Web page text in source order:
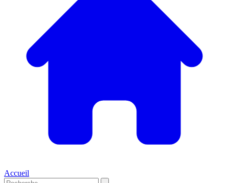
Accueil